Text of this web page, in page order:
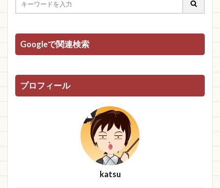
Googleで関連検索
プロフィール
katsu